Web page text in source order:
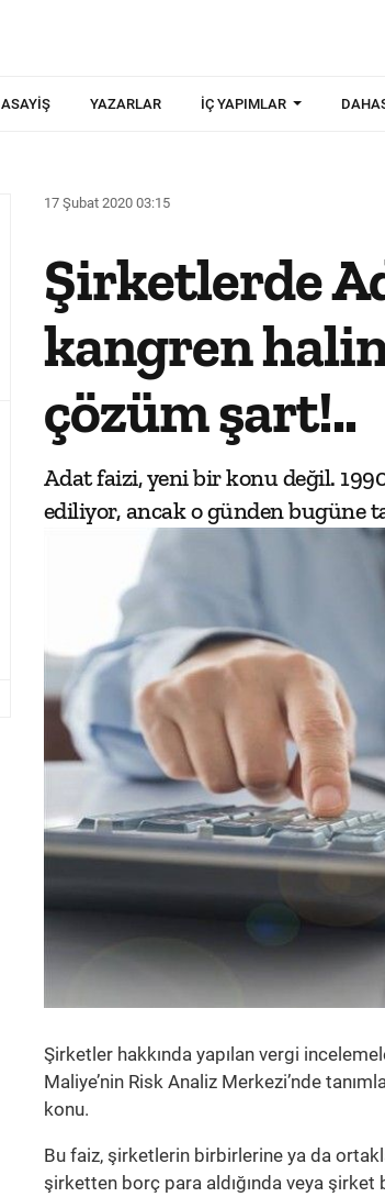
ASAYIŞ YAZARLAR İÇ YAPIMLAR
17 Şubat 2020 03:15
Şirketlerde
kangren
çözüm şart!..
Adat faizi, yeni bir konu değil.
ediliyor, ancak o günden bugüne
Şirketler hakkında yapılan vergi
Maliye’nin Risk Analiz Merkezi’nde
konu.
Bu faiz, şirketlerin birbirlerine ya da
şirketten borç para aldığında veya